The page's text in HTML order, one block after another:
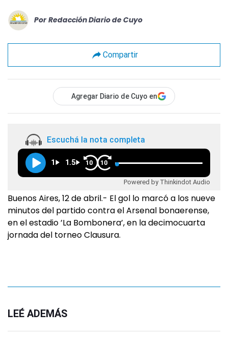
Por Redacción Diario de Cuyo
Compartir
Agregar Diario de Cuyo en
Escuchá la nota completa
1 1.5 10 10
Powered by Thinkindot Audio
Buenos Aires, 12 de abril.- El gol lo marcó a los nueve
minutos del partido contra el Arsenal bonaerense,
en el estadio ’La Bombonera’, en la decimocuarta
jornada del torneo Clausura.
LEÉ ADEMÁS